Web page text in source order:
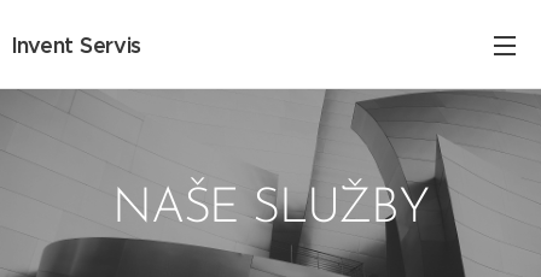
Invent Servis
NAŠE SLUŽBY